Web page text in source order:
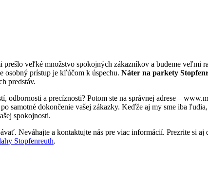
prešlo veľké množstvo spokojných zákazníkov a budeme veľmi
osobný prístup je kľúčom k úspechu. Náter na parkety
predstáv.
odbornosti a precíznosti? Potom ste na správnej adrese –
samotné dokončenie vašej zákazky. Keďže aj my sme iba
spokojnosti.
Neváhajte a kontaktujte nás pre viac informácií. Prezrite si aj
Stopfenreuth.